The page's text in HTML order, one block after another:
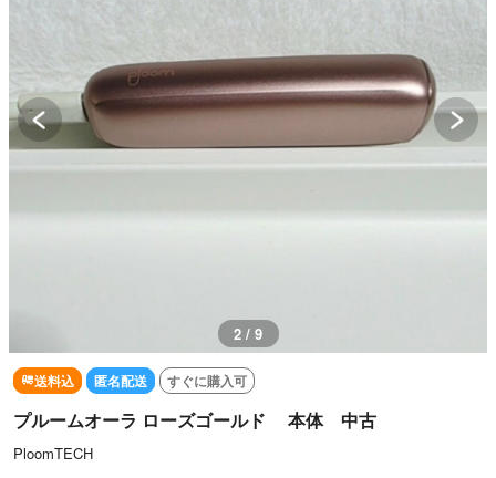
3 / 9
送料込 匿名配送 すぐに購入可
プルームオーラ ローズゴールド 本体 中古
PloomTECH